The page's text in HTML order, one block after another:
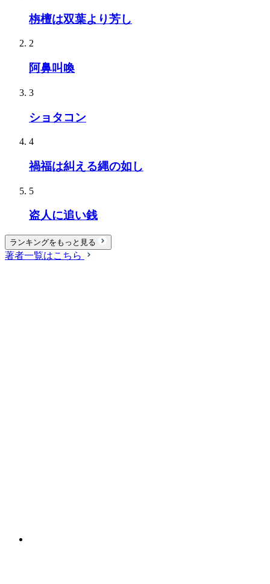
栴檀は双葉より芳し
2
阿鼻叫喚
3
ショタコン
4
禍福は糾える縄の如し
5
盗人に追い銭
ランキングをもっと見る
著者一覧はこちら